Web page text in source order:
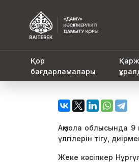
Қор
бағдарламалары
Ақмола облысында 9
үлгілерін тігу,
Жеке кәсіпкер